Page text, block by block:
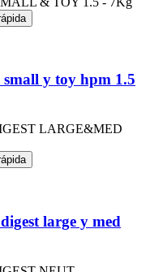
y toy hpm 1.5
large y med